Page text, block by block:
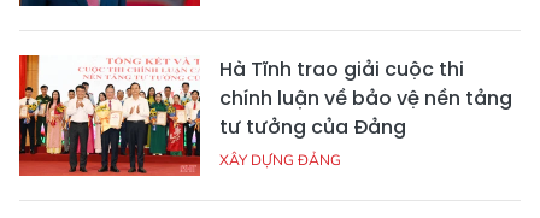
Hà Tĩnh trao giải cuộc thi
chính luận về bảo vệ nền tảng
tư tưởng của Đảng
XÂY DỰNG ĐẢNG